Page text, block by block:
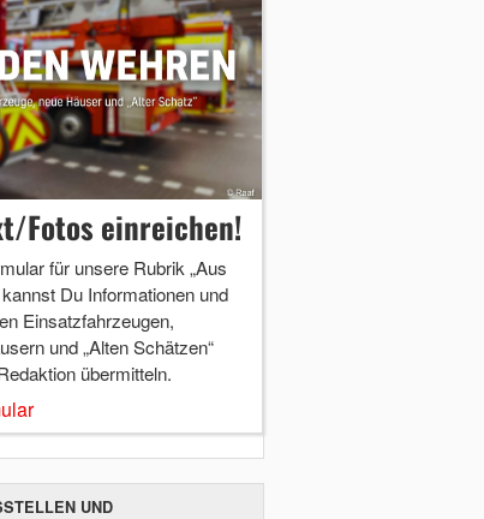
Fotos einreichen!
für unsere Rubrik „Aus
Du Informationen und
Einsatzfahrzeugen,
und „Alten Schätzen“
übermitteln.
UND